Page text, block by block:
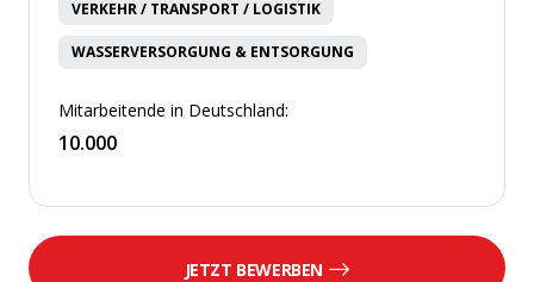
VERKEHR / TRANSPORT / LOGISTIK
WASSERVERSORGUNG & ENTSORGUNG
Mitarbeitende in Deutschland:
10.000
JETZT BEWERBEN